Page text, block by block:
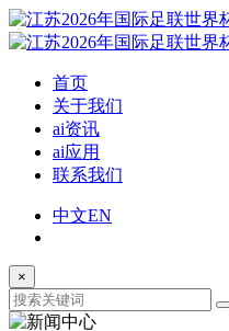
首页
关于我们
ai资讯
ai应用
联系我们
中文EN
×